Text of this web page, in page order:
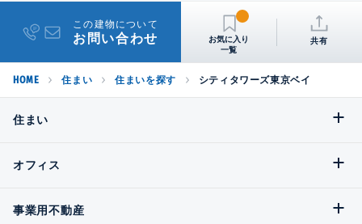
この建物について
お問い合わせ 共有
HOME 住まい 住まいを探す シティタワーズ東京ベイ
住まい
オフィス
事業用不動産